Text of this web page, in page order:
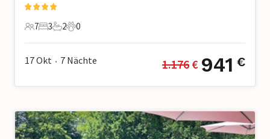
7 Gäste
7
3 Schlafzimmer
3
2 Badezimmer
2
0 Haustiere
0
17 Okt • 7 Nächte 1.176 € 941 €